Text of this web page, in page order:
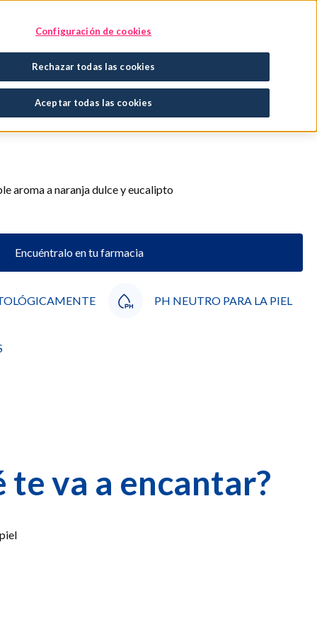
Encuentra tu tratamiento
Naranja y Eucalipto
aroma a naranja dulce y eucalipto
Encuéntralo en tu farmacia
PH NEUTRO PARA LA PIEL
te va a encantar?
Configuración de cookies
Rechazar todas las cookies
Aceptar todas las cookies